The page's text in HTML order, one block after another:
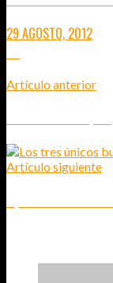
29 AGOSTO, 2012
Artículo anterior
Artículo siguiente